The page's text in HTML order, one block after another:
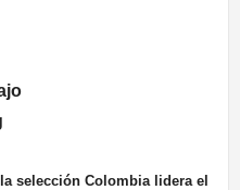
selección Colombia lidera el